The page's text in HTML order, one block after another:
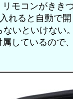
モコンがきき
れると自動で
いといけない。
しているので